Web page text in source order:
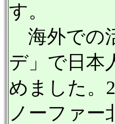
す。
海外での
デ」で日本
めました。
ノーファー